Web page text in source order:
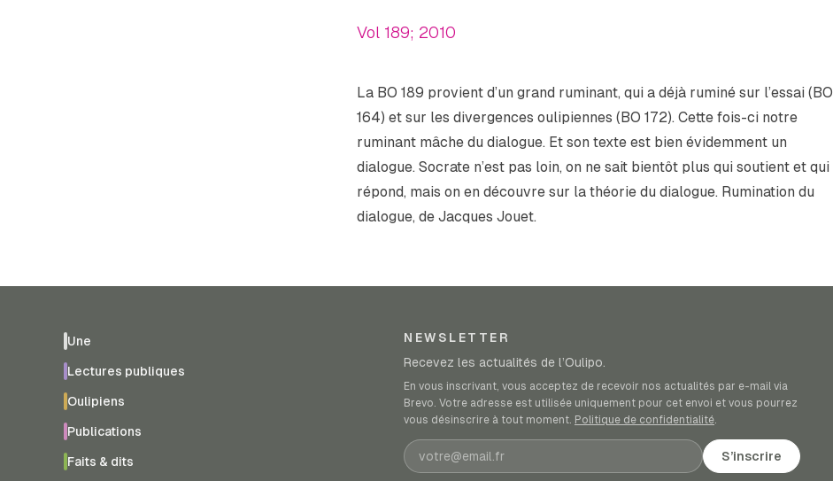
Vol 189; 2010
La BO 189 provient d’un grand ruminant, qui a déjà ruminé sur l’essai (BO
164) et sur les divergences oulipiennes (BO 172). Cette fois-ci notre
ruminant mâche du dialogue. Et son texte est bien évidemment un
dialogue. Socrate n’est pas loin, on ne sait bientôt plus qui soutient et qui
répond, mais on en découvre sur la théorie du dialogue. Rumination du
dialogue, de Jacques Jouet.
Une
Lectures publiques
Oulipiens
Publications
Faits & dits
NEWSLETTER
Recevez les actualités de l’Oulipo.
En vous inscrivant, vous acceptez de recevoir nos actualités par e-mail via
Brevo. Votre adresse est utilisée uniquement pour cet envoi et vous pourrez
vous désinscrire à tout moment. Politique de confidentialité.
Adresse e-mail S’inscrire